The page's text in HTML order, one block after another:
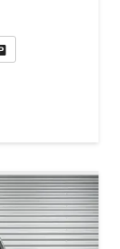
Fahrzeugexposé